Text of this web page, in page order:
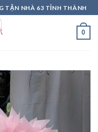
TẬN NHÀ 63 TỈNH THÀNH
0